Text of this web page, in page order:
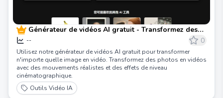
Générateur de vidéos AI gratuit - Transformez des
photos en vidéos en un instant
-- 0
Utilisez notre générateur de vidéos AI gratuit pour transformer
n'importe quelle image en vidéo. Transformez des photos en vidéos
avec des mouvements réalistes et des effets de niveau
cinématographique.
Outils Vidéo IA